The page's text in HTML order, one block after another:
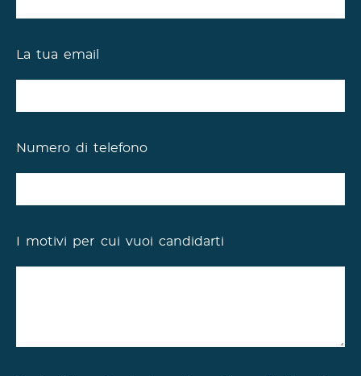
La tua email
Numero di telefono
I motivi per cui vuoi candidarti